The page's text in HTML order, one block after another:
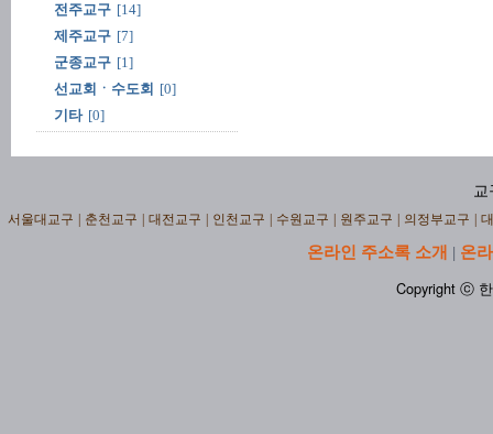
전주교구 [14]
제주교구 [7]
군종교구 [1]
선교회ㆍ수도회 [0]
기타 [0]
교
서울대교구 춘천교구 대전교구 인천교구 수원교구 원주교구 의정부교구
온라인 주소록 소개 | 온
Copyright ⓒ